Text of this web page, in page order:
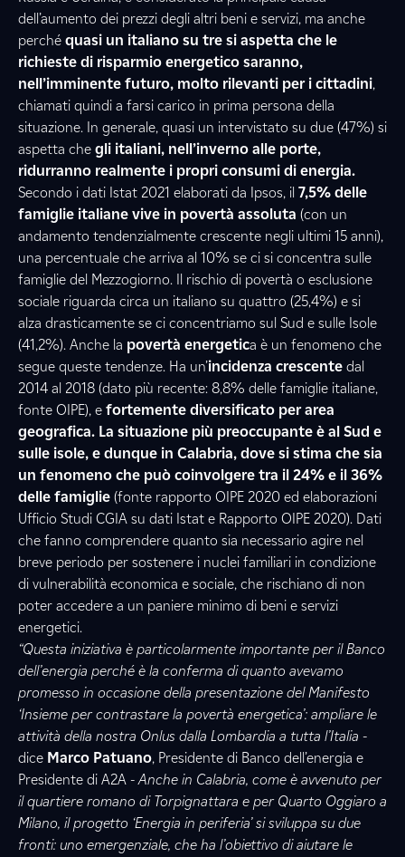
dell’aumento dei prezzi degli altri beni e servizi, ma anche
perché quasi un italiano su tre si aspetta che le
richieste di risparmio energetico saranno,
nell’imminente futuro, molto rilevanti per i cittadini,
chiamati quindi a farsi carico in prima persona della
situazione. In generale, quasi un intervistato su due (47%) si
aspetta che gli italiani, nell’inverno alle porte,
ridurranno realmente i propri consumi di energia.
Secondo i dati Istat 2021 elaborati da Ipsos, il 7,5% delle
famiglie italiane vive in povertà assoluta (con un
andamento tendenzialmente crescente negli ultimi 15 anni),
una percentuale che arriva al 10% se ci si concentra sulle
famiglie del Mezzogiorno. Il rischio di povertà o esclusione
sociale riguarda circa un italiano su quattro (25,4%) e si
alza drasticamente se ci concentriamo sul Sud e sulle Isole
(41,2%). Anche la povertà energetica è un fenomeno che
segue queste tendenze. Ha un’incidenza crescente dal
2014 al 2018 (dato più recente: 8,8% delle famiglie italiane,
fonte OIPE), e fortemente diversificato per area
geografica. La situazione più preoccupante è al Sud e
sulle isole, e dunque in Calabria, dove si stima che sia
un fenomeno che può coinvolgere tra il 24% e il 36%
delle famiglie (fonte rapporto OIPE 2020 ed elaborazioni
Ufficio Studi CGIA su dati Istat e Rapporto OIPE 2020). Dati
che fanno comprendere quanto sia necessario agire nel
breve periodo per sostenere i nuclei familiari in condizione
di vulnerabilità economica e sociale, che rischiano di non
poter accedere a un paniere minimo di beni e servizi
energetici.
“Questa iniziativa è particolarmente importante per il Banco
dell’energia perché è la conferma di quanto avevamo
promesso in occasione della presentazione del Manifesto
‘Insieme per contrastare la povertà energetica’: ampliare le
attività della nostra Onlus dalla Lombardia a tutta l’Italia -
dice Marco Patuano, Presidente di Banco dell’energia e
Presidente di A2A - Anche in Calabria, come è avvenuto per
il quartiere romano di Torpignattara e per Quarto Oggiaro a
Milano, il progetto ‘Energia in periferia’ si sviluppa su due
fronti: uno emergenziale, che ha l’obiettivo di aiutare le